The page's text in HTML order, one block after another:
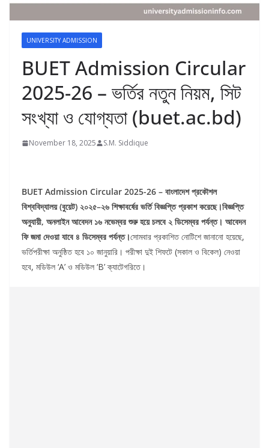
UNIVERSITY ADMISSION
BUET Admission Circular
2025-26 – ভর্তির নতুন নিয়ম, সিট
সংখ্যা ও যোগ্যতা (buet.ac.bd)
November 18, 2025 S.M. Siddique
BUET Admission Circular 2025-26 – বাংলাদেশ প্রকৌশল
বিশ্ববিদ্যালয় (বুয়েট) ২০২৫–২৬ শিক্ষাবর্ষের ভর্তি বিজ্ঞপ্তি প্রকাশ করেছে।বিজ্ঞপ্তি
অনুযায়ী, অনলাইন আবেদন ১৬ নভেম্বর শুরু হয়ে চলবে ২ ডিসেম্বর পর্যন্ত। আবেদন
ফি জমা দেওয়া যাবে ৪ ডিসেম্বর পর্যন্ত।সোমবার প্রকাশিত নোটিশে জানানো হয়েছে,
ভর্তিপরীক্ষা অনুষ্ঠিত হবে ১০ জানুয়ারি। পরীক্ষা দুই শিফটে (সকাল ও বিকেল) নেওয়া
হবে, মডিউল ‘A’ ও মডিউল ‘B’ ক্যাটেগরিতে।